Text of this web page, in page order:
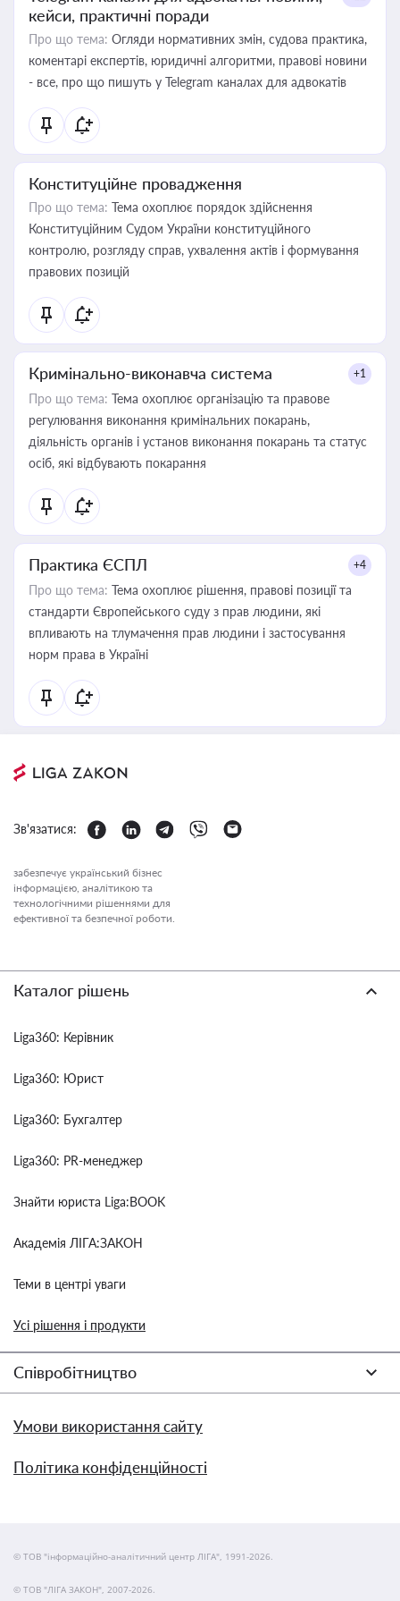
кейси, практичні поради
Про що тема: Огляди нормативних змін, судова практика,
коментарі експертів, юридичні алгоритми, правові новини
- все, про що пишуть у Telegram каналах для адвокатів
Конституційне провадження
Про що тема: Тема охоплює порядок здійснення
Конституційним Судом України конституційного
контролю, розгляду справ, ухвалення актів і формування
правових позицій
Кримінально-виконавча система +1
Про що тема: Тема охоплює організацію та правове
регулювання виконання кримінальних покарань,
діяльність органів і установ виконання покарань та статус
осіб, які відбувають покарання
Практика ЄСПЛ +4
Про що тема: Тема охоплює рішення, правові позиції та
стандарти Європейського суду з прав людини, які
впливають на тлумачення прав людини і застосування
норм права в Україні
Зв'язатися:
забезпечує український бізнес
інформацією, аналітикою та
технологічними рішеннями для
ефективної та безпечної роботи.
Каталог рішень
Liga360: Керівник
Liga360: Юрист
Liga360: Бухгалтер
Liga360: PR-менеджер
Знайти юриста Liga:BOOK
Академія ЛІГА:ЗАКОН
Теми в центрі уваги
Усі рішення і продукти
Співробітництво
Умови використання сайту
Політика конфіденційності
© ТОВ "інформаційно-аналітичний центр ЛІГА", 1991-2026.
© ТОВ "ЛІГА ЗАКОН", 2007-2026.